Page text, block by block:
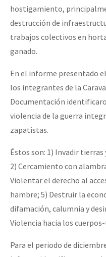
hostigamiento,
destrucción de
trabajos colectivos en
ganado.
En el informe presentado
los integrantes de la
Documentación
violencia de la guerra
zapatistas.
Éstos son: 1) Invadir
2) Cercamiento con
Violentar el derecho al
hambre; 5) Destruir la
difamación, calumnia y
Violencia hacia los
Para el periodo de